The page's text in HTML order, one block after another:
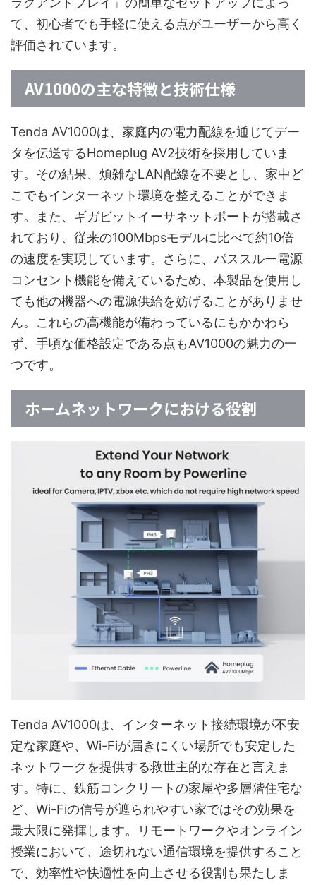
て、初心者でも手軽に使える点がユーザーから高く
評価されています。
AV1000の主な特徴と技術仕様
Tenda AV1000は、家庭内の電力配線を通じてデー
タを伝送するHomeplug AV2技術を採用していま
す。その結果、煩雑なLAN配線を不要とし、家中ど
こでもインターネット環境を整えることができま
す。また、ギガビットイーサネットポートが搭載さ
れており、従来の100Mbpsモデルに比べて約10倍
の速度を実現しています。さらに、パススルー電源
コンセント機能を備えているため、本製品を使用し
ても他の機器への電源供給を妨げることがありませ
ん。これらの高機能が備わっているにもかかわら
ず、手頃な価格設定である点もAV1000の魅力の一
つです。
ホームネットワークにおける役割
Tenda AV1000は、インターネット接続環境が不安
定な家庭や、Wi-Fiが届きにくい場所でも安定した
ネットワークを提供する救世主的な存在と言えま
す。特に、鉄筋コンクリートの家屋や多層階住宅な
ど、Wi-Fiの信号が遮られやすい家ではその効果を
最大限に発揮します。リモートワークやオンライン
授業において、途切れない通信環境を提供すること
で、効率性や快適性を向上させる役割も果たしま